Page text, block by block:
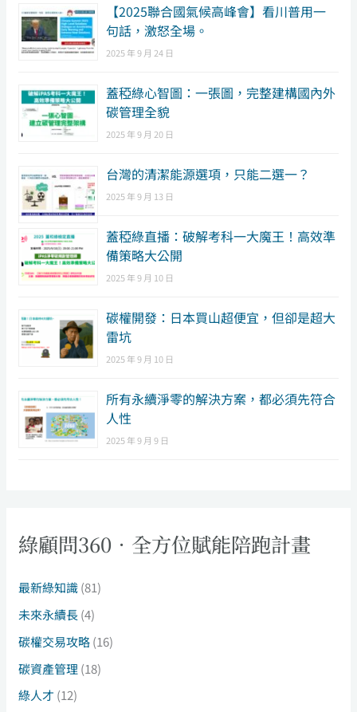
【2025聯合國氣候高峰會】看川普用一
句話，激怒全場。
2025 年 9 月 24 日
蓋稏綠心智圖：一張圖，完整建構國內外
碳管理全貌
2025 年 9 月 20 日
台灣的清潔能源選項，只能二選一？
2025 年 9 月 13 日
蓋稏綠直播：破解考科一大魔王！高效準
備策略大公開
2025 年 9 月 10 日
碳權開發：日本買山超便宜，但卻是超大
雷坑
2025 年 9 月 10 日
所有永續淨零的解決方案，都必須先符合
人性
2025 年 9 月 9 日
綠顧問360．全方位賦能陪跑計畫
最新綠知識(81)
未來永續長(4)
碳權交易攻略(16)
碳資產管理 (18)
綠人才 (12)